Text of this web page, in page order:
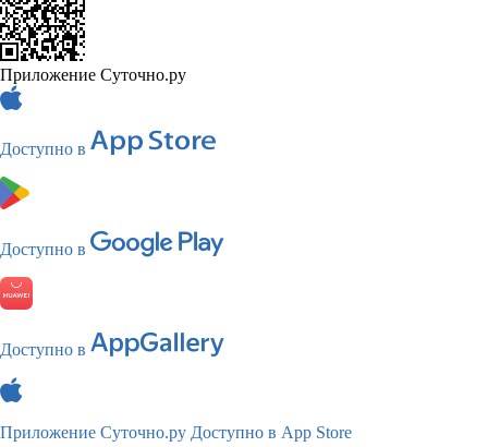
Приложение Суточно.ру
Доступно в
Доступно в
Доступно в
Приложение Суточно.ру Доступно в App Store